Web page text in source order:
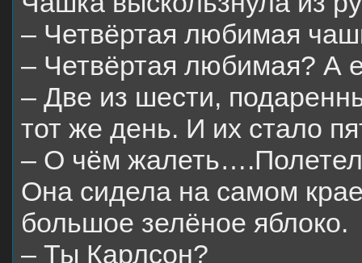
– Четвёртая любимая
– Четвёртая любимая? А
– Две из шести,
тот же день. И их стало
– О чём
Она сидела на самом
большое зелёное яблоко.
– Ты Карлсон?